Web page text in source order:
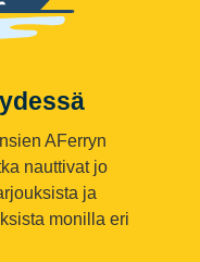
AFerryn
nauttivat jo
ja
monilla eri